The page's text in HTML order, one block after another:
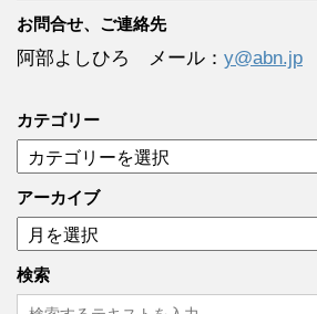
お問合せ、ご連絡先
阿部よしひろ メール： y@abn.jp
カテゴリー
テ
ゴ
リ
ー
アーカイブ
ア
ー
カ
イ
検索